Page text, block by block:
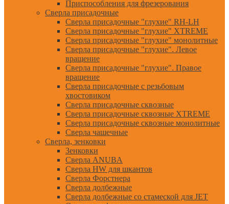
Приспособления для фрезерования
Сверла присадочные
Сверла присадочные "глухие" RH-LH
Сверла присадочные "глухие" XTREME
Сверла присадочные "глухие" монолитные
Сверла присадочные "глухие". Левое
вращение
Сверла присадочные "глухие". Правое
вращение
Сверла присадочные с резьбовым
хвостовиком
Сверла присадочные сквозные
Сверла присадочные сквозные XTREME
Сверла присадочные сквозные монолитные
Сверла чашечные
Сверла, зенковки
Зенковки
Сверла ANUBA
Сверла HW для шкантов
Сверла Форстнера
Сверла долбежные
Сверла долбежные со стамеской для JET